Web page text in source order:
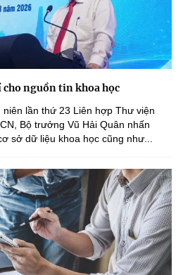
nguồn tin khoa học
lần thứ 23 Liên hợp Thư viện
Bộ trưởng Vũ Hải Quân nhấn
sở dữ liệu khoa học cũng như...